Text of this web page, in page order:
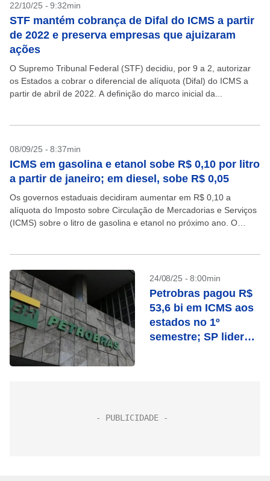
22/10/25 - 9:32min
STF mantém cobrança de Difal do ICMS a partir
de 2022 e preserva empresas que ajuizaram
ações
O Supremo Tribunal Federal (STF) decidiu, por 9 a 2, autorizar
os Estados a cobrar o diferencial de alíquota (Difal) do ICMS a
partir de abril de 2022. A definição do marco inicial da...
08/09/25 - 8:37min
ICMS em gasolina e etanol sobe R$ 0,10 por litro
a partir de janeiro; em diesel, sobe R$ 0,05
Os governos estaduais decidiram aumentar em R$ 0,10 a
alíquota do Imposto sobre Circulação de Mercadorias e Serviços
(ICMS) sobre o litro de gasolina e etanol no próximo ano. O
24/08/25 - 8:00min
Petrobras pagou R$
53,6 bi em ICMS aos
estados no 1º
semestre; SP lidera